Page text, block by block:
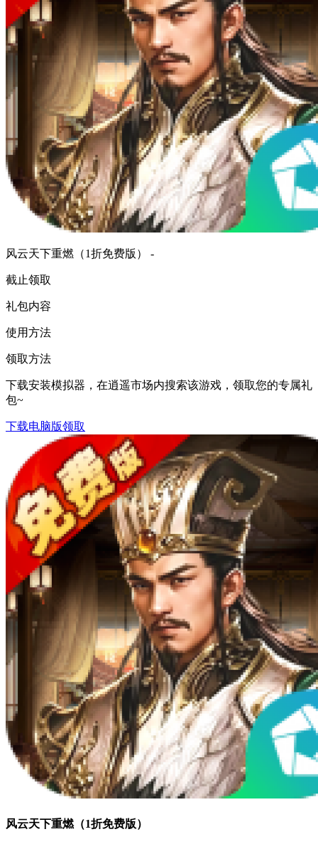
风云天下重燃（1折免费版） -
截止领取
礼包内容
使用方法
领取方法
下载安装模拟器，在逍遥市场内搜索该游戏，领取您的专属礼
包~
下载电脑版领取
风云天下重燃（1折免费版）